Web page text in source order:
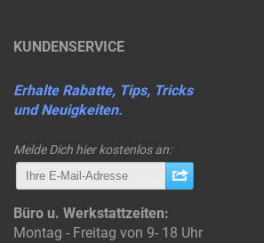
KUNDENSERVICE
Erhalte Rabatte, Tips, Tricks
und Neuigkeiten.
Melde Dich hier kostenlos an:
Büro u. Werkstattzeiten:
Montag - Freitag von 9- 18 Uhr